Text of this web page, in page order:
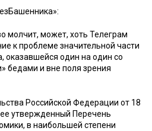
молчит, может, хоть Телеграм
к проблеме значительной части
оказавшейся один на один со
бедами и вне поля зрения
Российской Федерации от 18
утвержденный Перечень
в наибольшей степени